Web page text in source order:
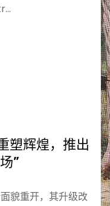
塑辉煌，推出
”
貌重开，其升级改